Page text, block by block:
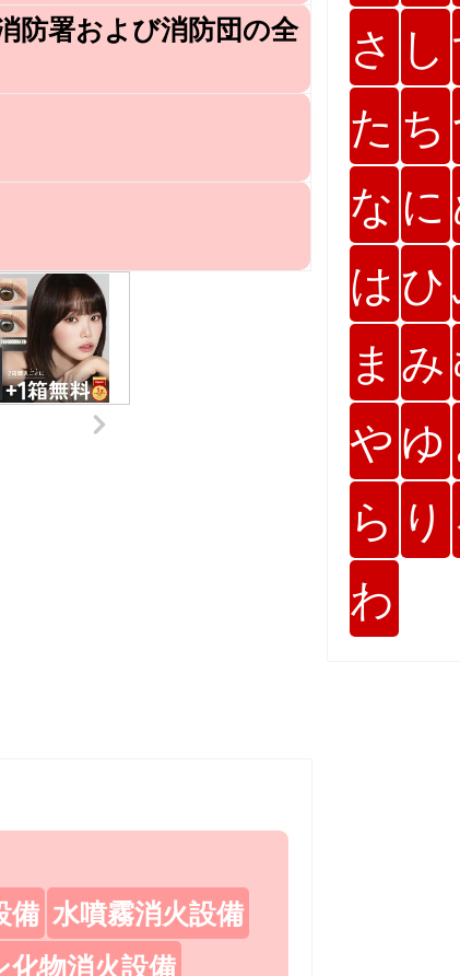
防署および消防団の全
備 水噴霧消火設備
化物消火設備
さ し
た ち
な に
は ひ
ま み
や ゆ
ら り
わ